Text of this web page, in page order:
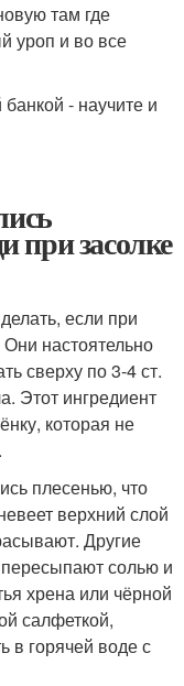
там где
уроп и во все
- научите и
при засолке
если при
настоятельно
сверху по 3-4 ст.
Этот ингредиент
которая не
плесенью, что
верхний слой
Другие
солью и
хрена или чёрной
салфеткой,
в горячей воде с